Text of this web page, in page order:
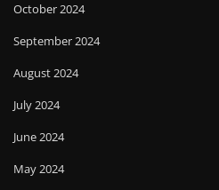
October 2024
September 2024
August 2024
July 2024
June 2024
May 2024